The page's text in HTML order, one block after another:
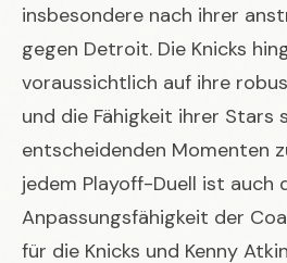
insbesondere nach ihrer
gegen Detroit. Die Knicks
voraussichtlich auf ihre
und die Fähigkeit ihrer Stars
entscheidenden Momenten
jedem Playoff-Duell ist auch
Anpassungsfähigkeit der
für die Knicks und Kenny